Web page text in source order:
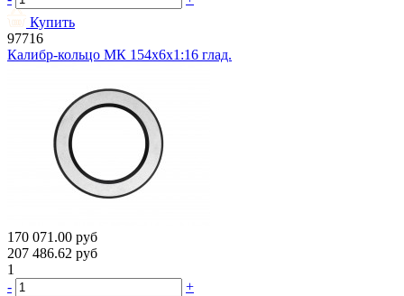
Купить
97716
Калибр-кольцо МК 154х6х1:16 глад.
170 071.00 руб
207 486.62 руб
1
-
+